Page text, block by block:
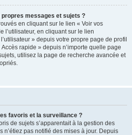
messages et sujets ?
en cliquant sur le lien « Voir vos
l’utilisateur, en cliquant sur le lien
» depuis votre propre page de profil
rapide » depuis n’importe quelle page
utilisez la page de recherche avancée et
favoris et la surveillance ?
de sujets s’apparentait à la gestion des
n’étiez pas notifié des mises à jour. Depuis